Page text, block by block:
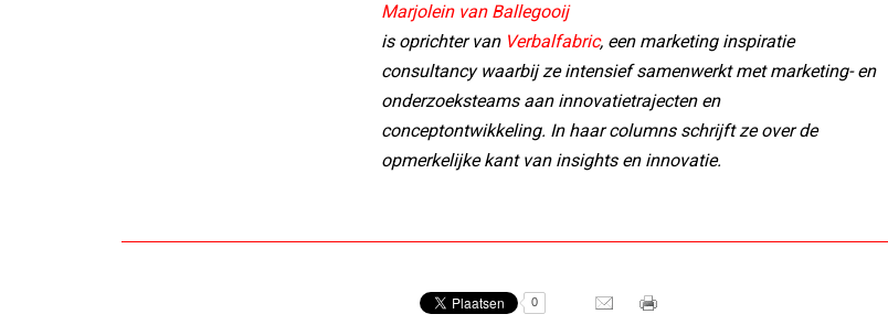
Marjolein van Ballegooij
is oprichter van Verbalfabric, een marketing inspiratie
consultancy waarbij ze intensief samenwerkt met marketing- en
onderzoeksteams aan innovatietrajecten en
conceptontwikkeling. In haar columns schrijft ze over de
opmerkelijke kant van insights en innovatie.
0